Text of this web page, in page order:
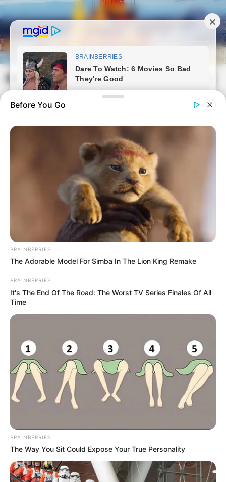
Skip
to
content
Magyarvilag.com
Search
PostedFriss hírek
Meg akarták erőszakolni Gáspár
Beát.. Amikor kiderült ki volt a
maszkos férfi..Bea elsírta magát
bySzerző November 26, 2025
Before You Go
BRAINBERRIES
The Adorable Model For Simba In The Lion King Remake
BRAINBERRIES
It's The End Of The Road: The Worst TV Series Finales Of All
Time
BRAINBERRIES
The Way You Sit Could Expose Your True Personality